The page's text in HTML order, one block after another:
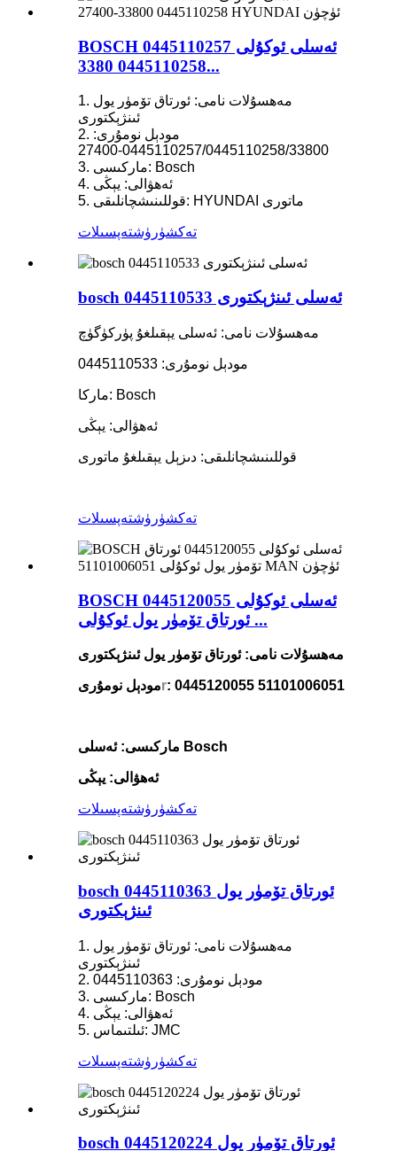
BOSCH ئەسلى ئوكۇلى 0445110257
0445110258 3380...
1. مەھسۇلات نامى: ئورتاق تۆمۈر يول
ئىنژېكتورى
2. مودېل نومۇرى:
0445110257/0445110258/33800-27400
3. ماركىسى: Bosch
4. ئەھۋالى: يېڭى
5. قوللىنىشچانلىقى: HYUNDAI ماتورى
تەكشۈرۈشتەپسىلات
bosch ئەسلى ئىنژېكتورى 0445110533
مەھسۇلات نامى: ئەسلى يېقىلغۇ پۈركۈگۈچ
مودېل نومۇرى: 0445110533
ماركا: Bosch
ئەھۋالى: يېڭى
قوللىنىشچانلىقى: دىزېل يېقىلغۇ ماتورى
تەكشۈرۈشتەپسىلات
BOSCH ئەسلى ئوكۇلى 0445120055
ئورتاق تۆمۈر يول ئوكۇلى ...
مەھسۇلات نامى: ئورتاق تۆمۈر يول ئىنژېكتورى
مودېل نومۇرىr: 0445120055 51101006051
ماركىسى: ئەسلى Bosch
ئەھۋالى: يېڭى
تەكشۈرۈشتەپسىلات
bosch 0445110363 ئورتاق تۆمۈر يول
ئىنژېكتورى
1. مەھسۇلات نامى: ئورتاق تۆمۈر يول
ئىنژېكتورى
2. مودېل نومۇرى: 0445110363
3. ماركىسى: Bosch
4. ئەھۋالى: يېڭى
5. ئىلتىماس: JMC
تەكشۈرۈشتەپسىلات
bosch 0445120224 ئورتاق تۆمۈر يول